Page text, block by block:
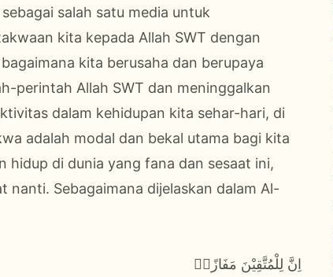
salah satu media untuk
kita kepada Allah SWT dengan
kita berusaha dan berupaya
perintah Allah SWT dan meninggalkan
dalam kehidupan kita sehar-hari, di
adalah modal dan bekal utama bagi kita
hidup di dunia yang fana dan sesaat ini,
nanti. Sebagaimana dijelaskan dalam Al-
اِنَّ لِلْمُتَّقِيْنَ مَفَازًاۙ